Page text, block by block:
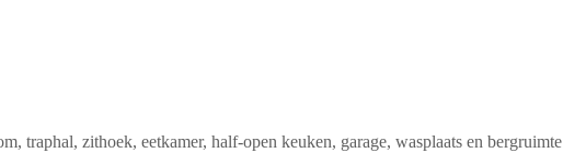
traphal, zithoek, eetkamer, half-open keuken, garage, wasplaats en bergruimte